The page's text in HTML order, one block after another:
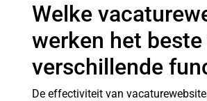
Welke
werken het
verschillende
De effectiviteit van